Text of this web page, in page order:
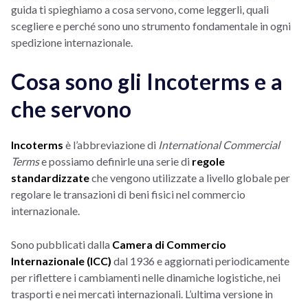
guida ti spieghiamo a cosa servono, come leggerli, quali
scegliere e perché sono uno strumento fondamentale in ogni
spedizione internazionale.
Cosa sono gli Incoterms e a
che servono
Incoterms è l’abbreviazione di International Commercial
Termse possiamo definirle una serie di regole
standardizzateche vengono utilizzate a livello globale per
regolare le transazioni di beni fisici nel commercio
internazionale.
Sono pubblicati dalla Camera di Commercio
Internazionale (ICC) dal 1936 e aggiornati periodicamente
per riflettere i cambiamenti nelle dinamiche logistiche, nei
trasporti e nei mercati internazionali. L’ultima versione in